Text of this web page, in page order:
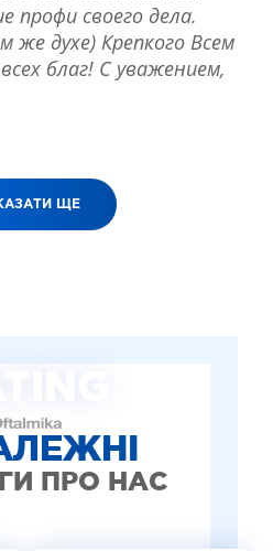
профи своего дела.
духе) Крепкого Всем
благ! С уважением,
ЩЕ
ПРО НАС